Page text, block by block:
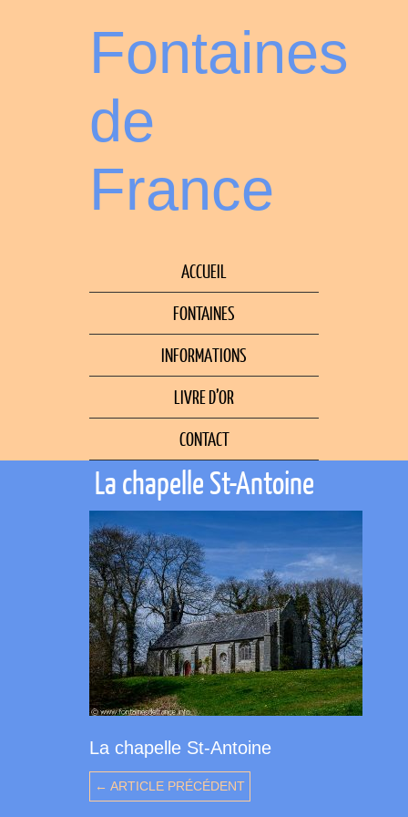
Fontaines
de
France
ACCUEIL
FONTAINES
INFORMATIONS
LIVRE D’OR
CONTACT
La chapelle St-Antoine
La chapelle St-Antoine
← ARTICLE PRÉCÉDENT